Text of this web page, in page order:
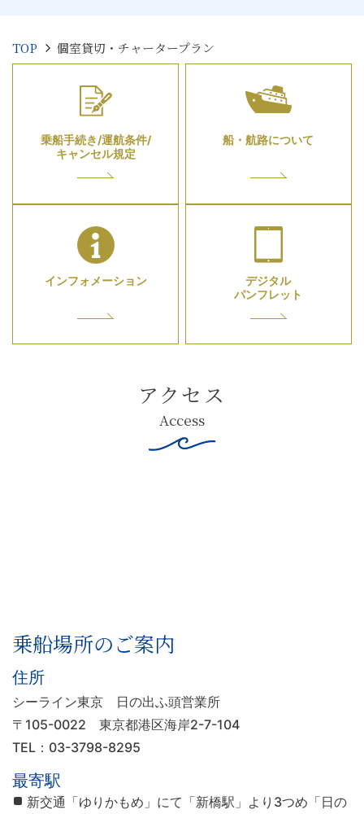
TOP 個室貸切・チャータープラン
乗船手続き/運航条件/
キャンセル規定
船・航路について
インフォメーション
デジタル
パンフレット
アクセス
Access
乗船場所のご案内
住所
シーライン東京 日の出ふ頭営業所
〒105-0022 東京都港区海岸2-7-104
TEL：03-3798-8295
最寄駅
新交通「ゆりかもめ」にて「新橋駅」より3つめ「日の